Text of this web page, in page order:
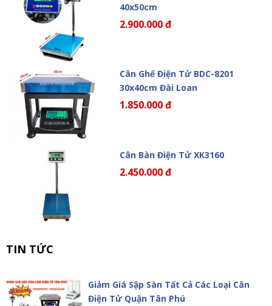
40x50cm
2.900.000 đ
Cân Ghế Điện Tử BDC-8201
30x40cm Đài Loan
1.850.000 đ
Cân Bàn Điện Tử XK3160
2.450.000 đ
TIN TỨC
Giảm Giá Sập Sàn Tất Cả Các Loại Cân
Điện Tử Quận Tân Phú